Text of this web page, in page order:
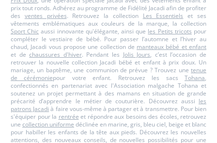
prix tout ronds. Adhérez au programme de Fidélité Jacadi afin de profiter
des ventes privées. Retrouvez la collection Les Essentiels et ses
vêtements emblématiques aux couleurs de la marque, la collection
Sport Chic aussi innovante qu'élégante, ainsi que les Petits tricots pour
compléter le vestiaire de bébé. Pour passer l’automne et l’hiver au
chaud, Jacadi vous propose une collection de manteaux bébé et enfant
et dechaussures d'hiver. Pendant les Jolis Jours, c’est l’occasion de
retrouver la nouvelle collection Jacadi bébé et enfant à prix doux. Un
mariage, un baptême, une communion de prévue ? Trouvez une tenue
de cérémoniepour votre enfant. Retrouvez les sacsTohana,
confectionnés en partenariat avec l'Association malgache Tohana et
soutenez un projet permettant à des mamans en situation de grande
précarité d’apprendre le métier de couturière. Découvrez aussi les
patrons Jacadi à faire vous-même à partager et à transmettre. Pour bien
s'équiper pour la rentrée et répondre aux besoins des écoles, retrouvez
une collection uniforme déclinée en marine, gris, bleu ciel, beige et blanc
pour habiller les enfants de la tête aux pieds. Découvrez les nouvelles
attentions, des nouveaux conseils, de nouvelles possibilités pour une